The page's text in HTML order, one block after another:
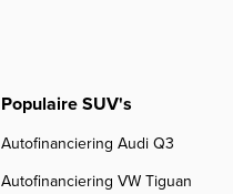
Populaire SUV's
Autofinanciering Audi Q3
Autofinanciering VW Tiguan